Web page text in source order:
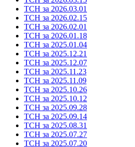
ТСН за 2026.03.01
ТСН за 2026.02.15
ТСН за 2026.02.01
ТСН за 2026.01.18
ТСН за 2025.01.04
ТСН за 2025.12.21
ТСН за 2025.12.07
ТСН за 2025.11.23
ТСН за 2025.11.09
ТСН за 2025.10.26
ТСН за 2025.10.12
ТСН за 2025.09.28
ТСН за 2025.09.14
ТСН за 2025.08.31
ТСН за 2025.07.27
ТСН за 2025.07.20